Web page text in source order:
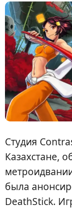
Студия
Казахстане,
была
DeathStick.